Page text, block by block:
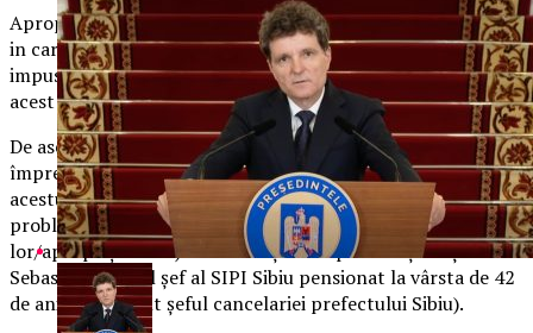
Apropierea lui Ivancea de familia Aldea a fost in contextul
in care Ivancea era detasat la Bucuresti dupa cazul ursului
impuscat si dorea neaparat sa se reintoarca in functie. In
acest context ar fi beneficiat de sprijinul politic al lui Aldea.
De asemenea, familia Ivancea petrece „clipe de neuitat”
împreună cu șeful SRI Sibiu, badea Alexandru și soția
acestuia în locații deloc ieftine și unde își rezolvă
problemele (acoperă ilegalitățile/„decapitează” oponenții
lor/apropiaților lor). cam tot așa cum petrece și cu Șebu
Sebastian (fostul șef al SIPI Sibiu pensionat la vârsta de 42
de ani, în prezent șeful cancelariei prefectului Sibiu).